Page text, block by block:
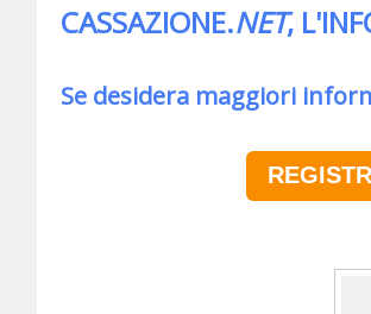
CASSAZIONE.NET,
Se desidera maggiori